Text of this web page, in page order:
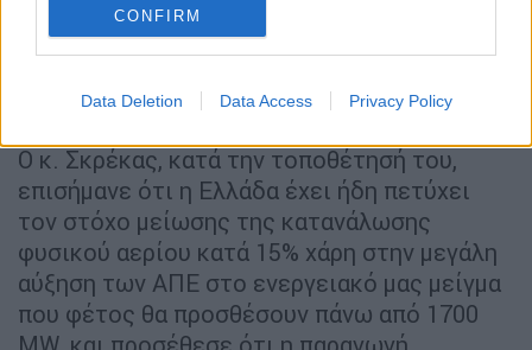
CONFIRM
Data Deletion Data Access Privacy Policy
συνεδρίασης, 15 κράτη – μέλη της Ε.Ε. και η
Γερμανία (υπό προϋποθέσεις) πρότειναν την
χονδρικής του φυσικού αερίου.
Ο κ. Σκρέκας, κατά την τοποθέτησή του,
επισήμανε ότι η Ελλάδα έχει ήδη πετύχει
τον στόχο μείωσης της κατανάλωσης
φυσικού αερίου κατά 15% χάρη στην μεγάλη
αύξηση των ΑΠΕ στο ενεργειακό μας μείγμα
που φέτος θα προσθέσουν πάνω από 1700